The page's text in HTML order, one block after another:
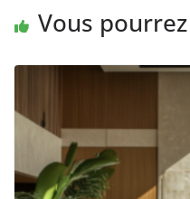
Vous